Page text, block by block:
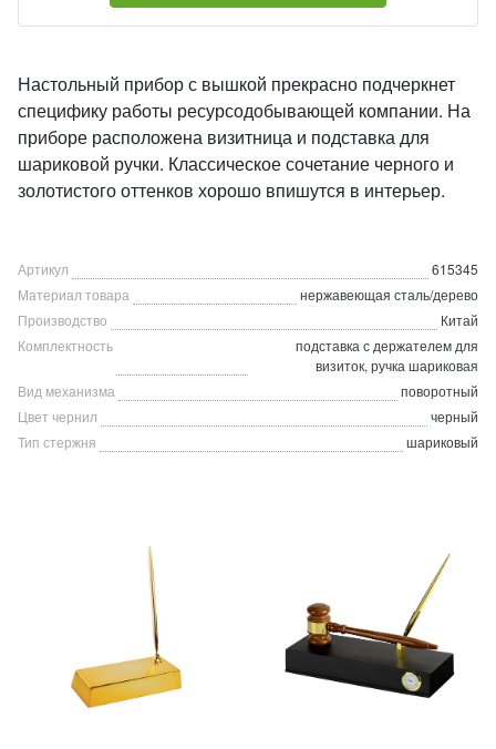
Настольный прибор с вышкой прекрасно подчеркнет
специфику работы ресурсодобывающей компании. На
приборе расположена визитница и подставка для
шариковой ручки. Классическое сочетание черного и
золотистого оттенков хорошо впишутся в интерьер.
Артикул
615345
Материал товара
нержавеющая сталь/дерево
Производство
Китай
Комплектность
подставка с держателем для
визиток, ручка шариковая
Вид механизма
поворотный
Цвет чернил
черный
Тип стержня
шариковый